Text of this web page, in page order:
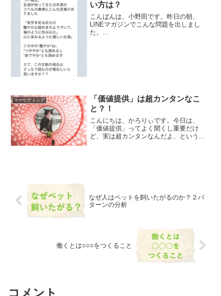
い方は？
こんばんは、小野田です。昨日の朝、
LINEマガジンでこんな問題を出しまし
た。
マーケティング
「価値提供」は超カンタンなこ
と？！
こんにちは、かろりぃです。今日は、
「価値提供」ってよく聞くし重要だけ
ど、実は超カンタンなんだよ、という話
なぜ人はペットを飼いたがるのか？２パ
ターンの分析
働くとは○○○をつくること
コメント